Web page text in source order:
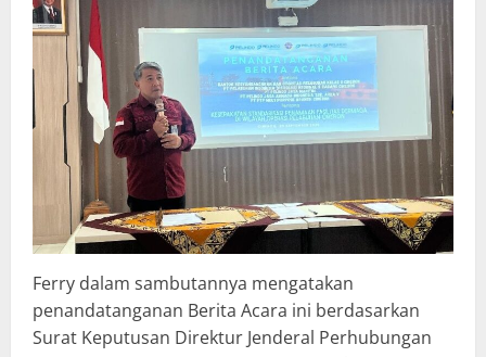
Ferry dalam sambutannya mengatakan
penandatanganan Berita Acara ini berdasarkan
Surat Keputusan Direktur Jenderal Perhubungan